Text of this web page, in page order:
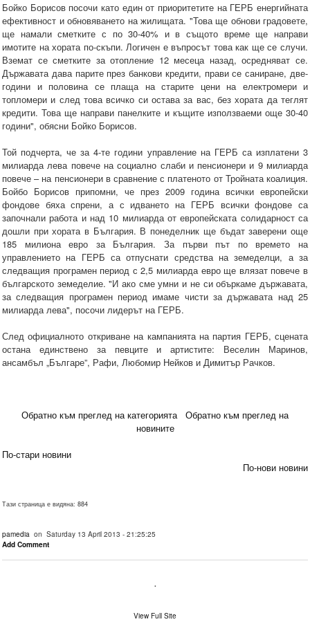
Бойко Борисов посочи като един от приоритетите на ГЕРБ енергийната
ефективност и обновяването на жилищата. "Това ще обнови градовете,
ще намали сметките с по 30-40% и в същото време ще направи
имотите на хората по-скъпи. Логичен е въпросът това как ще се случи.
Вземат се сметките за отопление 12 месеца назад, осредняват се.
Държавата дава парите през банкови кредити, прави се саниране, две-
години и половина се плаща на старите цени на електромери и
топломери и след това всичко си остава за вас, без хората да теглят
кредити. Това ще направи панелките и къщите използваеми още 30-40
години", обясни Бойко Борисов.
Той подчерта, че за 4-те години управление на ГЕРБ са изплатени 3
милиарда лева повече на социално слаби и пенсионери и 9 милиарда
повече – на пенсионери в сравнение с платеното от Тройната коалиция.
Бойбо Борисов припомни, че през 2009 година всички европейски
фондове бяха спрени, а с идването на ГЕРБ всички фондове са
започнали работа и над 10 милиарда от европейската солидарност са
дошли при хората в България. В понеделник ще бъдат заверени още
185 милиона евро за България. За първи път по времето на
управлението на ГЕРБ са отпуснати средства на земеделци, а за
следващия програмен период с 2,5 милиарда евро ще влязат повече в
българското земеделие. "И ако сме умни и не си объркаме държавата,
за следващия програмен период имаме чисти за държавата над 25
милиарда лева", посочи лидерът на ГЕРБ.
След официалното откриване на кампанията на партия ГЕРБ, сцената
остана единствено за певците и артистите: Веселин Маринов,
ансамбъл „Българе”, Рафи, Любомир Нейков и Димитър Рачков.
Обратно към преглед на категорията
Обратно към преглед на
новините
По-стари новини
По-нови новини
Тази страница е видяна: 884
pamedia on Saturday 13 April 2013 - 21:25:25
Add Comment
.
View Full Site